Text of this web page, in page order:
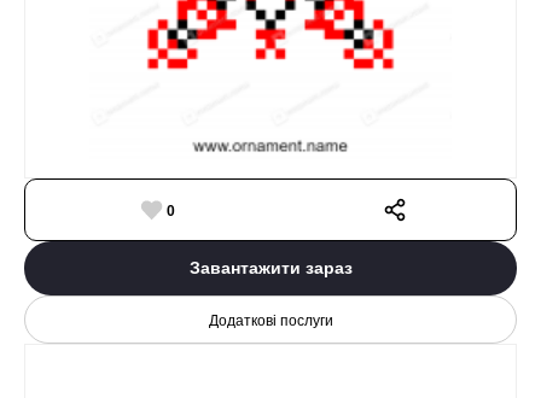
0
Завантажити зараз
Додаткові послуги